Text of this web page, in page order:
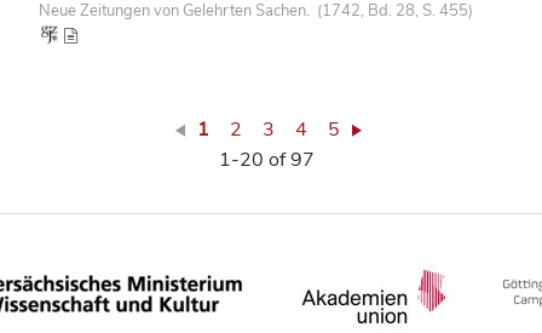
Neue Zeitungen von Gelehrten Sachen. (1742, Bd. 28, S. 455)
1 2 3 4
5
1-20 of 97